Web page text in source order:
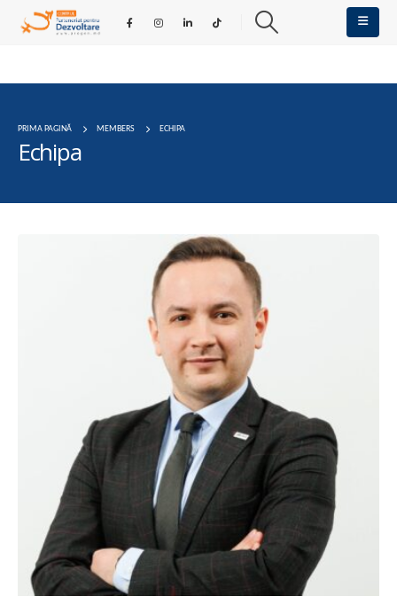
PRIMA PAGINĂ MEMBERS ECHIPA
Echipa